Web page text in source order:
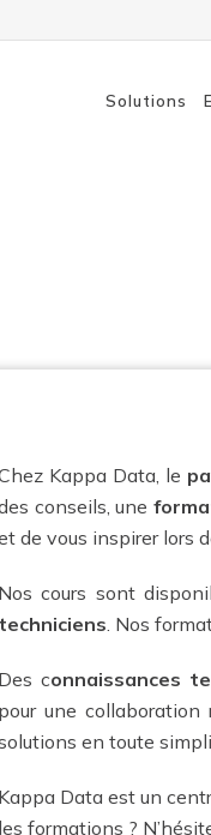
Solutions
Kappa Data, le
conseils, une
de vous inspirer lors
Nos cours sont
techniciens. Nos
Des connaissances
pour une collaboration
en toute
Kappa Data est un
les formations ?